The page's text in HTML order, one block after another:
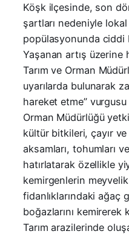
Köşk ilçesinde, son
şartları nedeniyle
popülasyonunda ciddi
Yaşanan artış üzerine
Tarım ve Orman
uyarılarda bulunarak
hareket etme” vurgusu
Orman Müdürlüğü
kültür bitkileri, çayır
aksamları, tohumları
hatırlatarak özellikle
kemirgenlerin
fidanlıklarındaki ağaç
boğazlarını
Tarım arazilerinde